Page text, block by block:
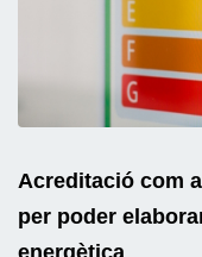
Acreditació com
per poder
energètica